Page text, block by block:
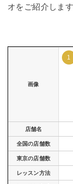
オをご紹介します
画像
店舗名
全国の店舗数
東京の店舗数
レッスン方法